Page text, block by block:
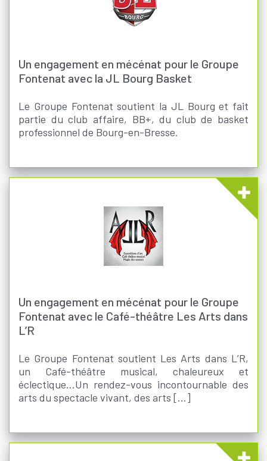
Un engagement en mécénat pour le Groupe
Fontenat avec la JL Bourg Basket
Le Groupe Fontenat soutient la JL Bourg et fait
partie du club affaire, BB+, du club de basket
professionnel de Bourg-en-Bresse.
Un engagement en mécénat pour le Groupe
Fontenat avec le Café-théâtre Les Arts dans
L’R
Le Groupe Fontenat soutient Les Arts dans L’R,
un Café-théâtre musical, chaleureux et
éclectique…Un rendez-vous incontournable des
arts du spectacle vivant, des arts [...]